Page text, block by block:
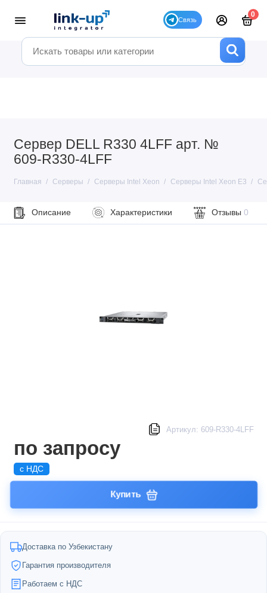
0
Сервер DELL R330 4LFF арт. №
609-R330-4LFF
Главная Серверы Серверы Intel Xeon Серверы Intel Xeon E3
Описание Характеристики Отзывы 0
Артикул: 609-R330-4LFF
по запросу
с НДС
Купить
Доставка по Узбекистану
Гарантия производителя
Работаем с НДС